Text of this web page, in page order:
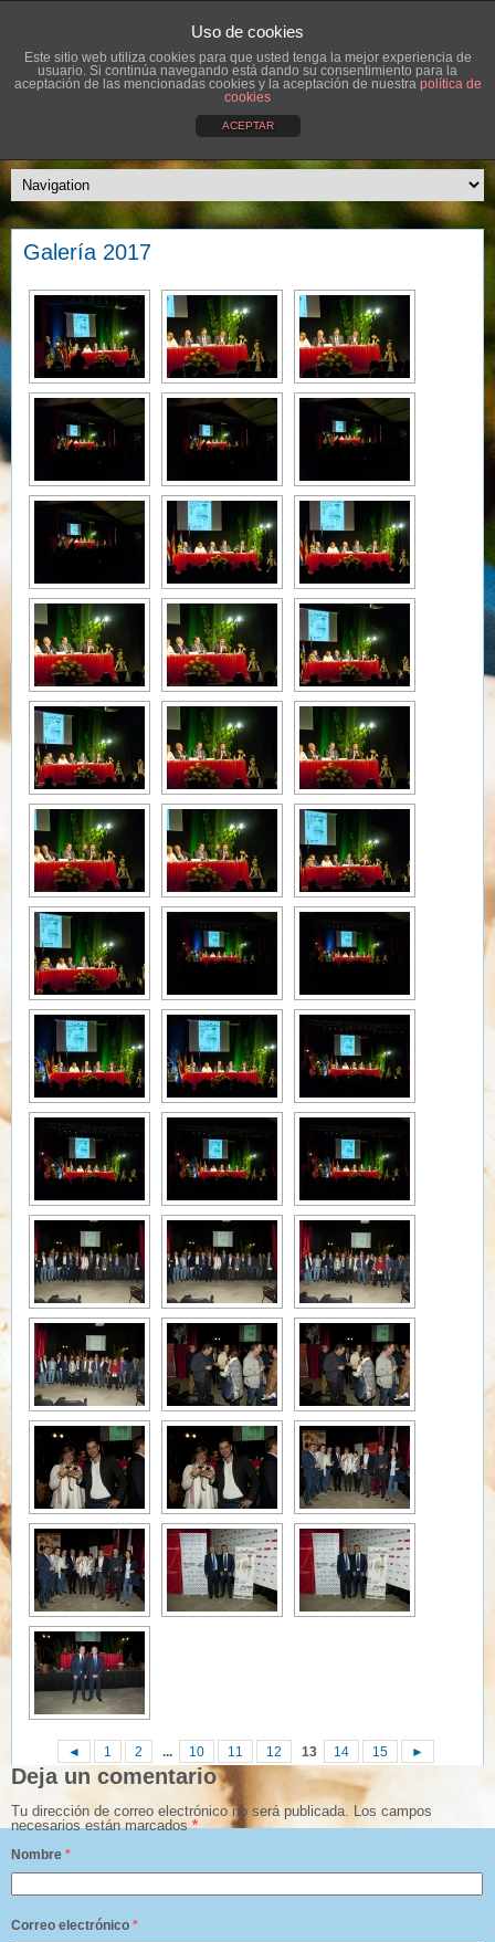
Galería 2017
◄ 1 2 ... 10 11 12 13 14 15 ►
Deja un comentario
Tu dirección de correo electrónico no será publicada. Los campos
necesarios están marcados*
Nombre *
Correo electrónico *
Uso de cookies
Este sitio web utiliza cookies para que usted tenga la mejor experiencia de
usuario. Si continúa navegando está dando su consentimiento para la
aceptación de las mencionadas cookies y la aceptación de nuestra política de
cookies
ACEPTAR